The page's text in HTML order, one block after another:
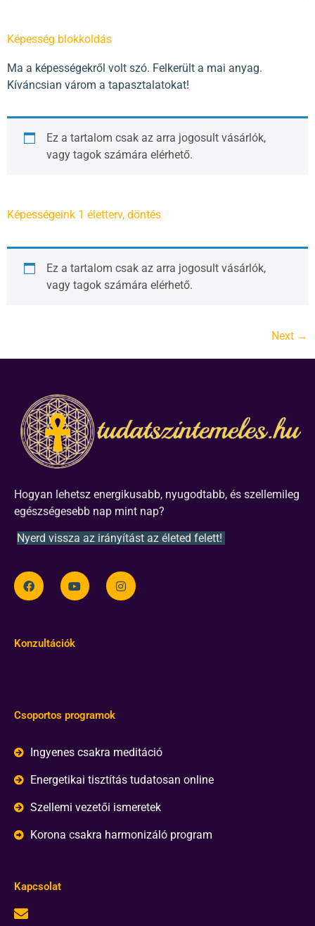
Képesség blokkoldás
Ma a képességekről volt szó. Felkerült a mai anyag.
Kíváncsian várom a tapasztalatokat!
Ez a tartalom csak az arra jogosult vásárlók,
vagy tagok számára elérhető.
Képességeink 1 életterv, döntés
Ez a tartalom csak az arra jogosult vásárlók,
vagy tagok számára elérhető.
Next →
Hogyan lehetsz energikusabb, nyugodtabb, és szellemileg
egészségesebb nap mint nap?
Nyerd vissza az irányítást az életed felett!
Konzultációk
Csoportos programok
Ingyenes csakra meditáció
Energetikai tisztítás tudatosan online
Szellemi vezetői ismeretek
Korona csakra harmonizáló program
Kapcsolat